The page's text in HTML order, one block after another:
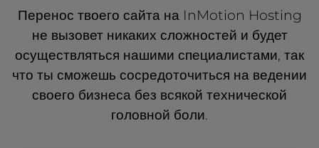
Перенос твоего сайта на InMotion Hosting
не вызовет никаких сложностей и будет
осуществляться нашими специалистами, так
что ты сможешь сосредоточиться на ведении
своего бизнеса без всякой технической
головной боли.